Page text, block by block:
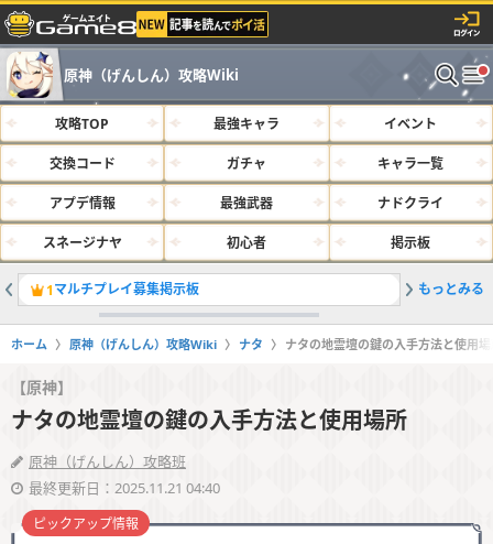
原神（げんしん）攻略Wiki
攻略TOP 最強キャラ イベント
交換コード ガチャ キャラ一覧
アプデ情報 最強武器 ナドクライ
スネージナヤ 初心者 掲示板
1マルチプレイ募集掲示板 2最強キ
もっとみる
ホーム 原神（げんしん）攻略Wiki ナタ ナタの地霊壇の鍵の入手方法と使用
【原神】
ナタの地霊壇の鍵の入手方法と使用場所
原神（げんしん）攻略班
最終更新日：2025.11.21 04:40
ピックアップ情報